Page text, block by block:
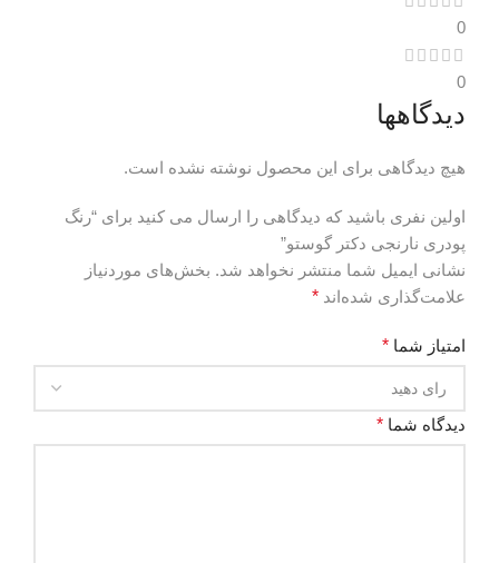
0
0
دیدگاهها
هیچ دیدگاهی برای این محصول نوشته نشده است.
اولین نفری باشید که دیدگاهی را ارسال می کنید برای “رنگ
پودری نارنجی دکتر گوستو”
نشانی ایمیل شما منتشر نخواهد شد. بخش‌های موردنیاز
علامت‌گذاری شده‌اند *
امتیاز شما *
دیدگاه شما *